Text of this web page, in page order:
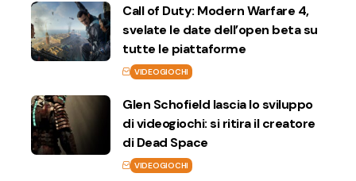
Call of Duty: Modern Warfare 4,
svelate le date dell’open beta su
tutte le piattaforme
VIDEOGIOCHI
Glen Schofield lascia lo sviluppo
di videogiochi: si ritira il creatore
di Dead Space
VIDEOGIOCHI